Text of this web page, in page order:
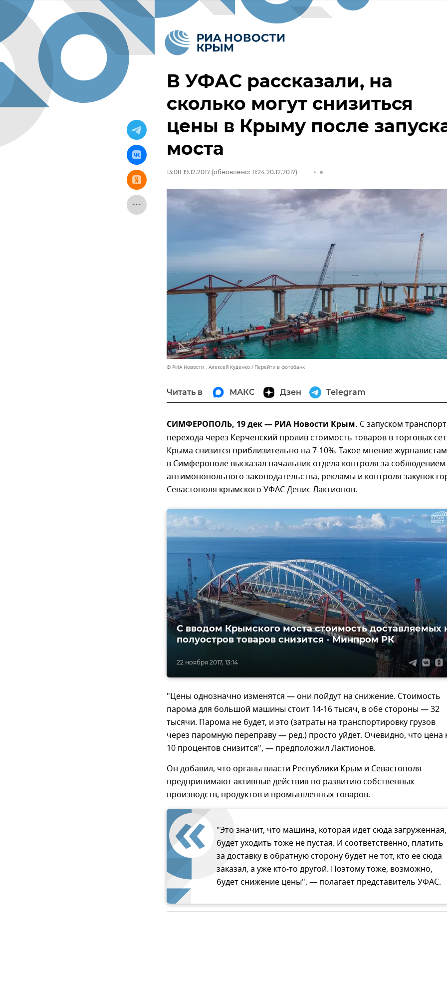
В УФАС рассказали, на
сколько могут снизиться
цены в Крыму после
моста
13:08 19.12.2017 (обновлено: 11:24 20.12.2017)
© РИА Новости . Алексей Куденко Перейти в фотобанк
Читать в МАКС Дзен Telegram
СИМФЕРОПОЛЬ, 19 дек — РИА Новости Крым. С запуском
перехода через Керченский пролив стоимость товаров в торговых
Крыма снизится приблизительно на 7-10%. Такое мнение журналистам
в Симферополе высказал начальник отдела контроля за соблюдением
антимонопольного законодательства, рекламы и контроля закупок
Севастополя крымского УФАС Денис Лактионов.
22 ноября 2017, 13:14
С вводом Крымского моста стоимость доставляемых
полуостров товаров снизится - Минпром РК
"Цены однозначно изменятся — они пойдут на снижение. Стоимость
парома для большой машины стоит 14-16 тысяч, в обе стороны — 32
тысячи. Парома не будет, и это (затраты на транспортировку грузов
через паромную переправу — ред.) просто уйдет. Очевидно, что цена
10 процентов снизится", — предположил Лактионов.
Он добавил, что органы власти Республики Крым и Севастополя
предпринимают активные действия по развитию собственных
производств, продуктов и промышленных товаров.
"Это значит, что машина, которая идет сюда загруженная,
будет уходить тоже не пустая. И соответственно, платить
за доставку в обратную сторону будет не тот, кто ее сюда
заказал, а уже кто-то другой. Поэтому тоже, возможно,
будет снижение цены", — полагает представитель УФАС.